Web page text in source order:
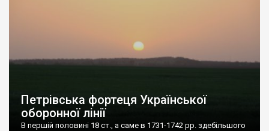
Петрівська фортеця Української
оборонної лінії
В першій половині 18 ст., а саме в 1731-1742 рр. здебільшого